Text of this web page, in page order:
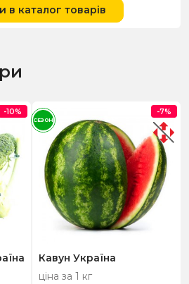
в каталог товарів
-10%
Кавун Україна
ціна за 1 кг
-7%
СЕЗОН